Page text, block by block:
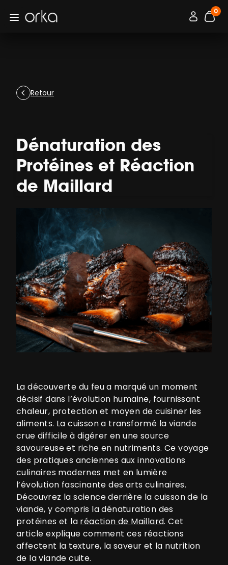
Open menu
Orka Connexion
0
Retour
Dénaturation des
Protéines et Réaction
de Maillard
La découverte du feu a marqué un moment
décisif dans l’évolution humaine, fournissant
chaleur, protection et moyen de cuisiner les
aliments. La cuisson a transformé la viande
crue difficile à digérer en une source
savoureuse et riche en nutriments. Ce voyage
des pratiques anciennes aux innovations
culinaires modernes met en lumière
l’évolution fascinante des arts culinaires.
Découvrez la science derrière la cuisson de la
viande, y compris la dénaturation des
protéines et la réaction de Maillard. Cet
article explique comment ces réactions
affectent la texture, la saveur et la nutrition
de la viande cuite.